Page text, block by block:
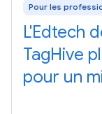
Pour les
L'Edtech
TagHive
pour un